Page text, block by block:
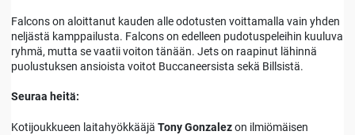
Falcons on aloittanut kauden alle odotusten voittamalla vain yhden
neljästä kamppailusta. Falcons on edelleen pudotuspeleihin kuuluva
ryhmä, mutta se vaatii voiton tänään. Jets on raapinut lähinnä
puolustuksen ansioista voitot Buccaneersista sekä Billsistä.
Seuraa heitä:
Kotijoukkueen laitahyökkääjä Tony Gonzalezon ilmiömäisen